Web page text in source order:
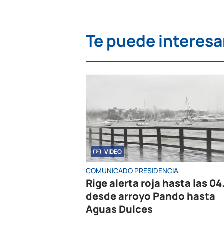
Te puede
VIDEO
COMUNICADO PRESIDENCIA
Rige alerta roja hasta las
desde arroyo Pando hasta
Aguas Dulces